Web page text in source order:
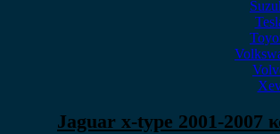
Jaguar x-type 2001-2007